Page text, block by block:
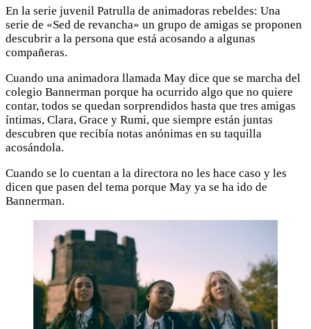
En la serie juvenil Patrulla de animadoras rebeldes: Una
serie de «Sed de revancha» un grupo de amigas se proponen
descubrir a la persona que está acosando a algunas
compañeras.
Cuando una animadora llamada May dice que se marcha del
colegio Bannerman porque ha ocurrido algo que no quiere
contar, todos se quedan sorprendidos hasta que tres amigas
íntimas, Clara, Grace y Rumi, que siempre están juntas
descubren que recibía notas anónimas en su taquilla
acosándola.
Cuando se lo cuentan a la directora no les hace caso y les
dicen que pasen del tema porque May ya se ha ido de
Bannerman.